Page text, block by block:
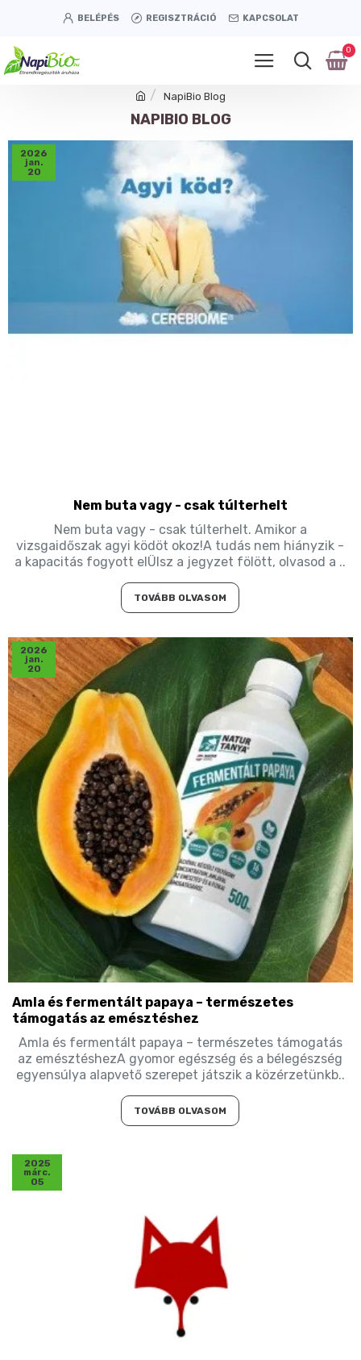
BELÉPÉS REGISZTRÁCIÓ KAPCSOLAT
0
NapiBio Blog
NAPIBIO BLOG
2026
jan.
20
Nem buta vagy - csak túlterhelt
Nem buta vagy - csak túlterhelt. Amikor a
vizsgaidőszak agyi ködöt okoz!A tudás nem hiányzik -
a kapacitás fogyott elÜlsz a jegyzet fölött, olvasod a ..
TOVÁBB OLVASOM
2026
jan.
20
Amla és fermentált papaya – természetes
támogatás az emésztéshez
Amla és fermentált papaya – természetes támogatás
az emésztéshezA gyomor egészség és a bélegészség
egyensúlya alapvető szerepet játszik a közérzetünkb..
TOVÁBB OLVASOM
2025
márc.
05